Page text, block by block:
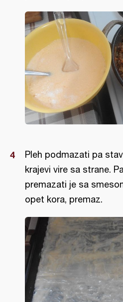
Pleh podmazati pa
krajevi vire sa strane.
premazati je sa
opet kora, premaz.